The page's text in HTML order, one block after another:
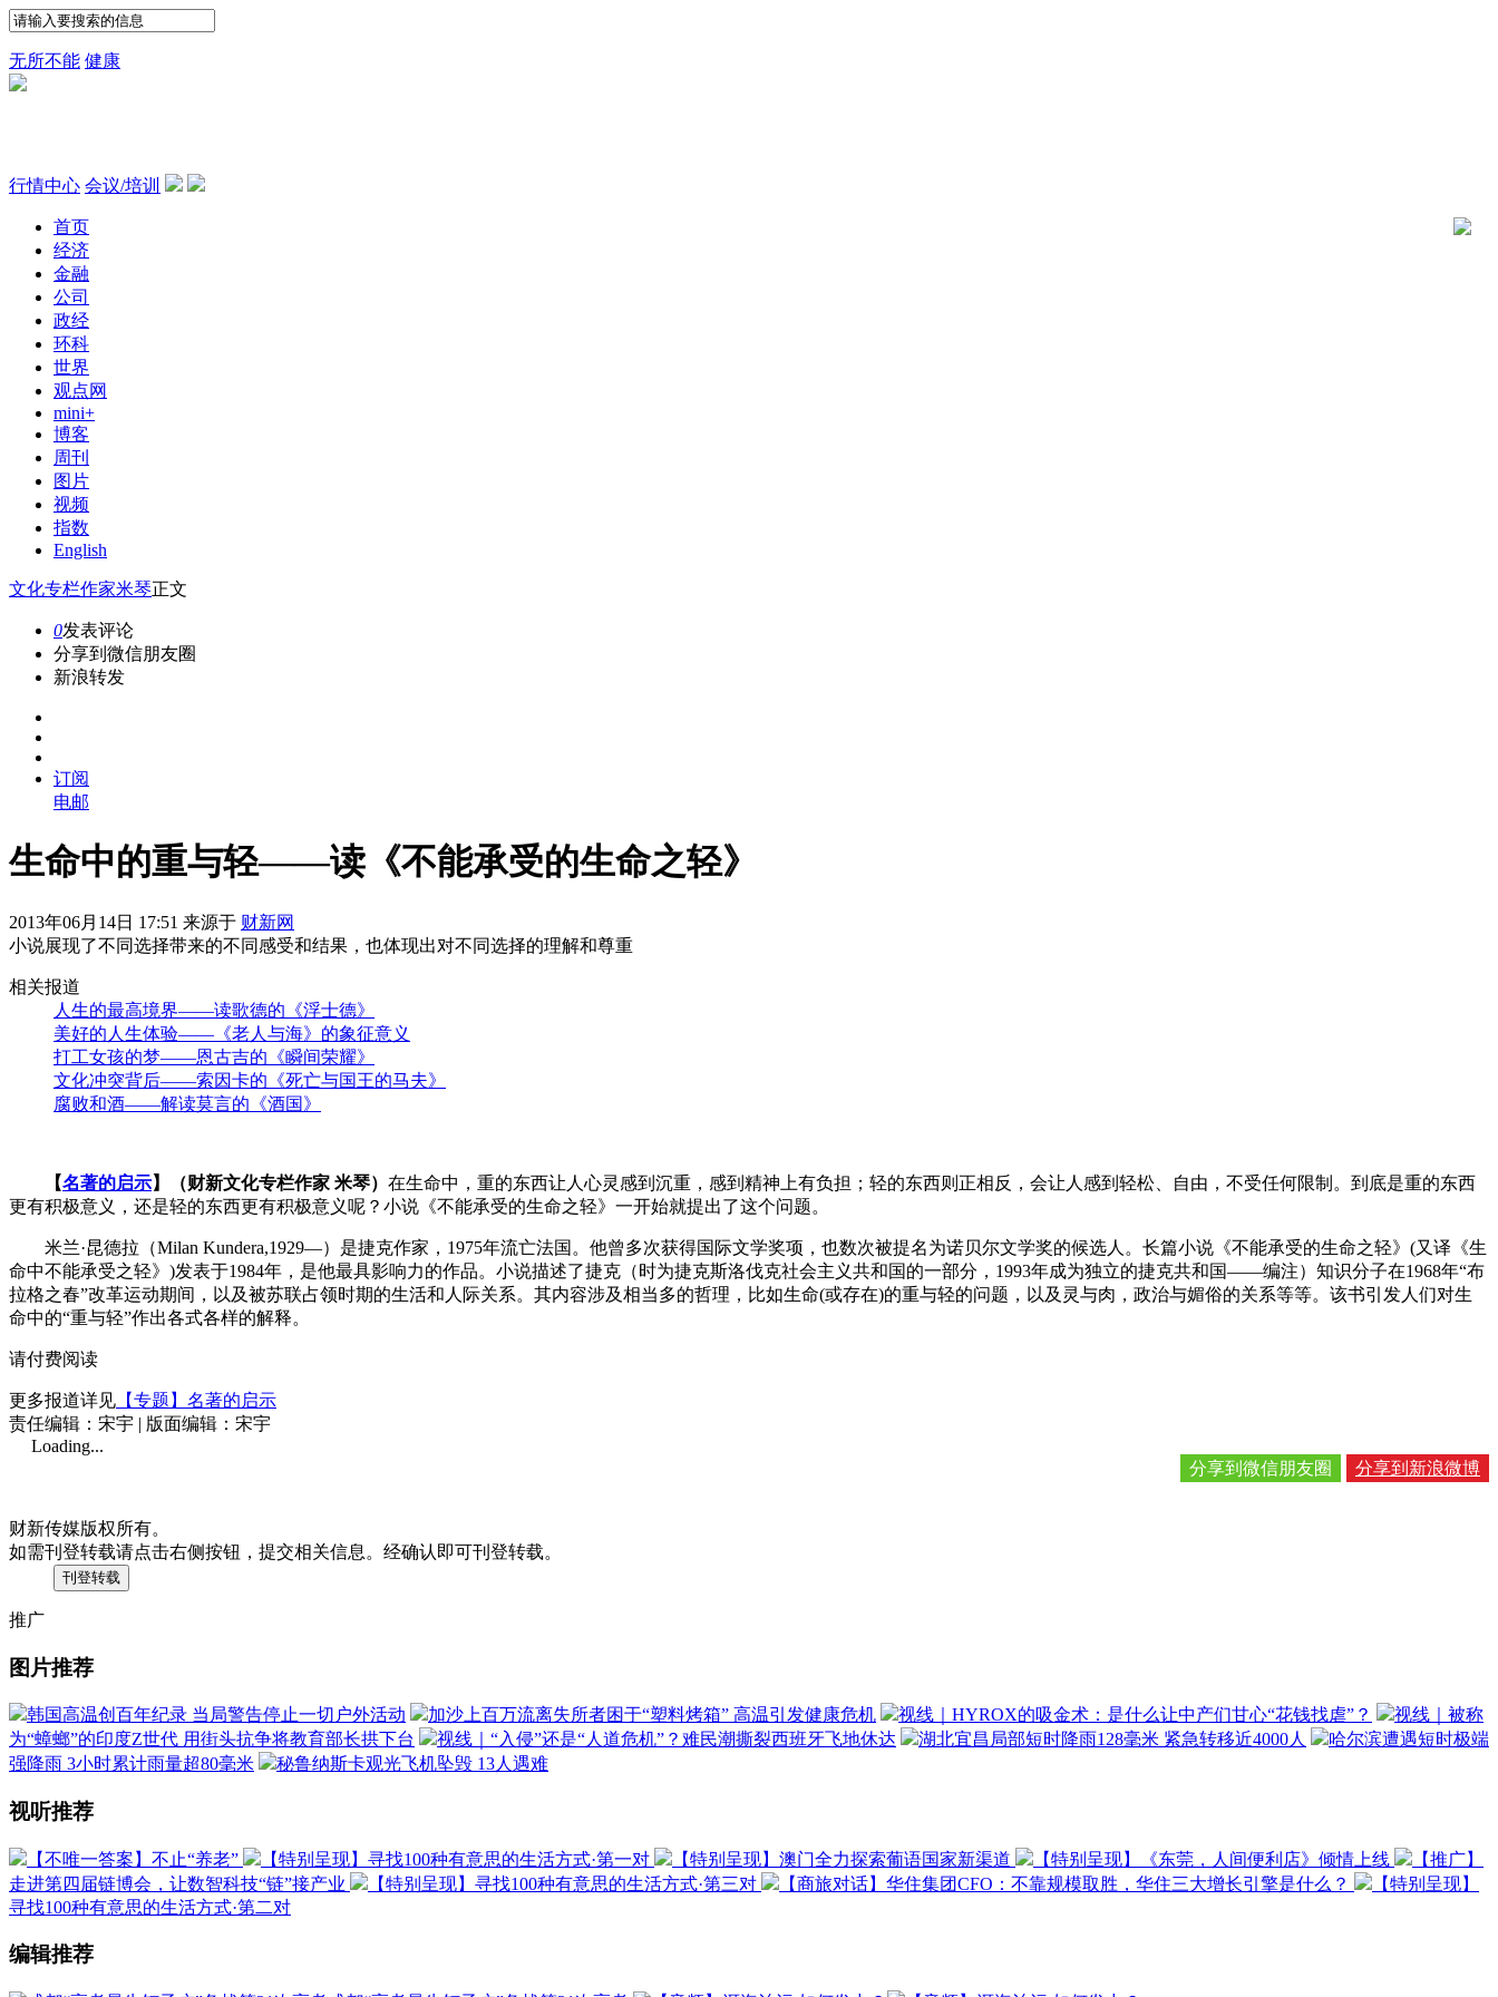
无所不能 健康
行情中心 会议/培训
首页
经济
金融
公司
政经
环科
世界
观点网
mini+
博客
周刊
图片
视频
指数
English
文化专栏作家米琴正文
0发表评论
分享到微信朋友圈
新浪转发
订阅
电邮
生命中的重与轻——读《不能承受的生命之轻》
2013年06月14日 17:51 来源于 财新网
小说展现了不同选择带来的不同感受和结果，也体现出对不同选择的理解和尊重
相关报道
人生的最高境界——读歌德的《浮士德》
美好的人生体验——《老人与海》的象征意义
打工女孩的梦——恩古吉的《瞬间荣耀》
文化冲突背后——索因卡的《死亡与国王的马夫》
腐败和酒——解读莫言的《酒国》
【名著的启示】（财新文化专栏作家 米琴） 在生命中，重的东西让人心灵感到沉重，感到精神上有负担；轻的东西则正相反，会让人感到轻松、自由，不受任何限制。到底是重的东西
更有积极意义，还是轻的东西更有积极意义呢？小说《不能承受的生命之轻》一开始就提出了这个问题。
米兰·昆德拉（Milan Kundera,1929—）是捷克作家，1975年流亡法国。他曾多次获得国际文学奖项，也数次被提名为诺贝尔文学奖的候选人。长篇小说《不能承受的生命之轻》(又译《生
命中不能承受之轻》)发表于1984年，是他最具影响力的作品。小说描述了捷克（时为捷克斯洛伐克社会主义共和国的一部分，1993年成为独立的捷克共和国——编注）知识分子在1968年“布
拉格之春”改革运动期间，以及被苏联占领时期的生活和人际关系。其内容涉及相当多的哲理，比如生命(或存在)的重与轻的问题，以及灵与肉，政治与媚俗的关系等等。该书引发人们对生
命中的“重与轻”作出各式各样的解释。
请付费阅读
更多报道详见 【专题】名著的启示
责任编辑：宋宇 | 版面编辑：宋宇
Loading...
分享到新浪微博
分享到微信朋友圈
财新传媒版权所有。
如需刊登转载请点击右侧按钮，提交相关信息。经确认即可刊登转载。
推广
图片推荐
韩国高温创百年纪录 当局警告停止一切户外活动 加沙上百万流离失所者困于“塑料烤箱” 高温引发健康危机 视线｜HYROX的吸金术：是什么让中产们甘心“花钱找虐”？
视线｜被称
为“蟑螂”的印度Z世代 用街头抗争将教育部长拱下台
视线｜“入侵”还是“人道危机”？难民潮撕裂西班牙飞地休达 湖北宜昌局部短时降雨128毫米 紧急转移近4000人
哈尔滨遭遇短时极端
强降雨 3小时累计雨量超80毫米
秘鲁纳斯卡观光飞机坠毁 13人遇难
视听推荐
【不唯一答案】不止“养老” 【特别呈现】寻找100种有意思的生活方式·第一对 【特别呈现】澳门全力探索葡语国家新渠道 【特别呈现】《东莞，人间便利店》倾情上线
【推广】
走进第四届链博会，让数智科技“链”接产业
【特别呈现】寻找100种有意思的生活方式·第三对 【商旅对话】华住集团CFO：不靠规模取胜，华住三大增长引擎是什么？
【特别呈现】
寻找100种有意思的生活方式·第二对
编辑推荐